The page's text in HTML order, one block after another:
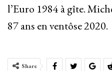
l’Euro 1984 à gîte.
87 ans en ventôse 2020.
Share